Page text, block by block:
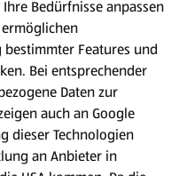
Bedürfnisse anpassen
ermöglichen
Features und
Bei entsprechender
Daten zur
auch an Google
dieser Technologien
an Anbieter in